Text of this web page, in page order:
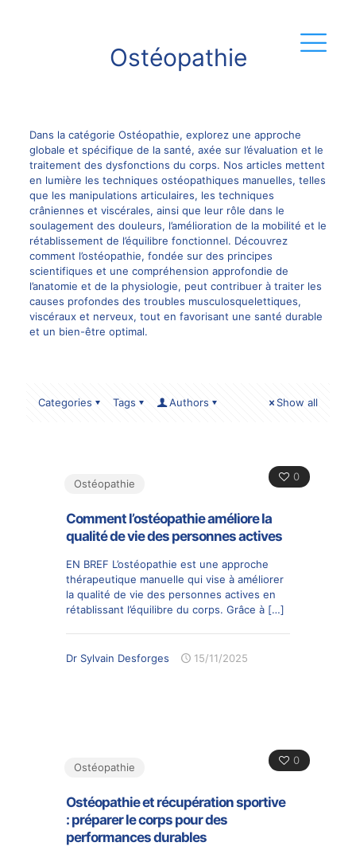
Ostéopathie
Dans la catégorie Ostéopathie, explorez une approche
globale et spécifique de la santé, axée sur l’évaluation et le
traitement des dysfonctions du corps. Nos articles mettent
en lumière les techniques ostéopathiques manuelles, telles
que les manipulations articulaires, les techniques
crâniennes et viscérales, ainsi que leur rôle dans le
soulagement des douleurs, l’amélioration de la mobilité et le
rétablissement de l’équilibre fonctionnel. Découvrez
comment l’ostéopathie, fondée sur des principes
scientifiques et une compréhension approfondie de
l’anatomie et de la physiologie, peut contribuer à traiter les
causes profondes des troubles musculosquelettiques,
viscéraux et nerveux, tout en favorisant une santé durable
et un bien-être optimal.
Categories Tags Authors Show all
0
Ostéopathie
Comment l’ostéopathie améliore la
qualité de vie des personnes actives
EN BREF L’ostéopathie est une approche
thérapeutique manuelle qui vise à améliorer
la qualité de vie des personnes actives en
rétablissant l’équilibre du corps. Grâce à […]
Dr Sylvain Desforges 15/11/2025
0
Ostéopathie
Ostéopathie et récupération sportive
: préparer le corps pour des
performances durables